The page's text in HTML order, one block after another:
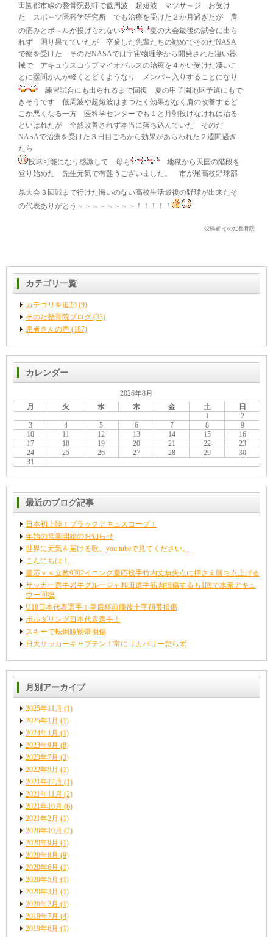
田園都市線の整骨院数軒で低周波 超短波 マツサ～ジ お受け
た スポ～ツ医科学研究所 でも治療を受けた２か月過ぎたが 肩
の痛みとボ～ルが投げられない
夏の大会最後の試合に出ら
れず 困り果てていたが 卒業した先輩たちの勧めでそのだNASA
で察を受けた そのだNASAでは宇宙物理学から開発された凄い器
械で アキュウスコウプマイオパルスの治療を４かい受けた凄いこ
とに塁間かんが軽くとどくようなり メンバ～入りすることになり
練習試合にも出られるまで回復 夏の甲子園地区予選にもで
きそうです 低周波や超短波はまつたく効果がなく肩の改善するど
こか悪くなる一方 医科学センターでも１と月剥投げなければ治る
といはれたが 全然改善されず本当に落ち込んでいた そのだ
NASAで治療を受けた３日目ごろから効果があらわれた２週間過ぎ
たら
投球可能になり感激して 母も
地獄から天国の階段を
登り始めた 先生元気で有難うございました。 市が尾高校野球部
県大会３回戦まで行けた悔いのない高校生活最後の野球が出来たそ
の代表ありがとう～～～～～～～～！！！！！
投稿者 そのだ整骨院
カテゴリ一覧
カテゴリを追加 (9)
そのだ整骨院ブログ (33)
患者さんの声 (187)
カレンダー
2026年8月
月
火 水 木 金 土
日
1
2
3
4 5 6 7 8
9
10
11 12 13 14 15
16
17
18 19 20 21 22
23
24
25 26 27 28 29
30
31
最近のブログ記事
日本初上陸！ブラックアキュスコープ！
年始の営業開始のお知らせ
世界に元気を届ける歌。you tubeで見てください。
こんにちは！
慶応ｖｓ立教9回2イニング慶応投手竹内丈無失点に押さえ勝ち点上げる
サッカー選手岩手グルージャ和田選手筋肉損傷するも1回で水素アキュ
ウー回復
U18日本代表選手！皇后杯前膝後十字靱帯損傷
ボルダリング日本代表選手！
スキーで転倒膝靱帯損傷
日大サッカーキャプテン！常にリカバリー怠らず
月別アーカイブ
2025年11月 (1)
2025年1月 (1)
2024年1月 (1)
2023年9月 (8)
2023年7月 (3)
2022年9月 (1)
2021年12月 (1)
2021年11月 (2)
2021年10月 (6)
2021年2月 (1)
2020年10月 (2)
2020年9月 (1)
2020年8月 (9)
2020年6月 (1)
2020年5月 (1)
2020年3月 (1)
2020年2月 (1)
2019年7月 (4)
2019年6月 (1)